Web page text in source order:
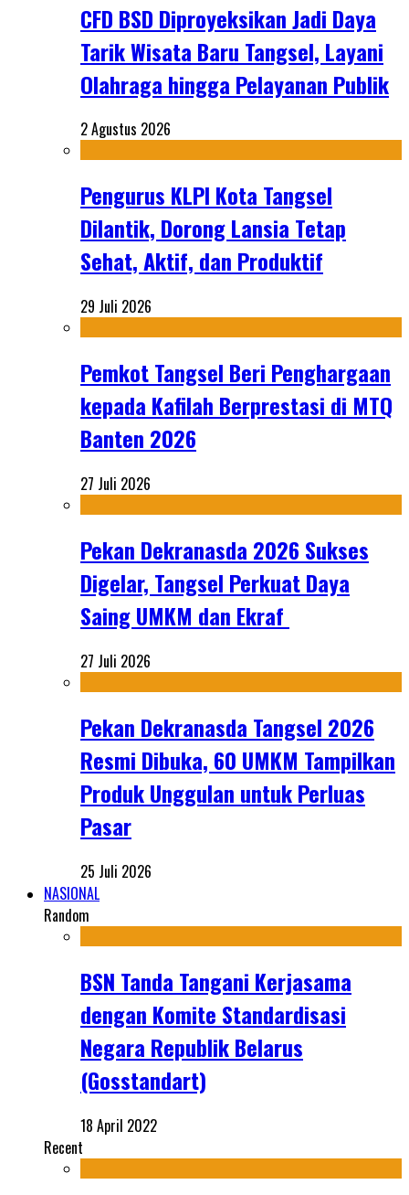
CFD BSD Diproyeksikan Jadi Daya
Tarik Wisata Baru Tangsel, Layani
Olahraga hingga Pelayanan Publik
2 Agustus 2026
Pengurus KLPI Kota Tangsel
Dilantik, Dorong Lansia Tetap
Sehat, Aktif, dan Produktif
29 Juli 2026
Pemkot Tangsel Beri Penghargaan
kepada Kafilah Berprestasi di MTQ
Banten 2026
27 Juli 2026
Pekan Dekranasda 2026 Sukses
Digelar, Tangsel Perkuat Daya
Saing UMKM dan Ekraf
27 Juli 2026
Pekan Dekranasda Tangsel 2026
Resmi Dibuka, 60 UMKM Tampilkan
Produk Unggulan untuk Perluas
Pasar
25 Juli 2026
NASIONAL
Random
BSN Tanda Tangani Kerjasama
dengan Komite Standardisasi
Negara Republik Belarus
(Gosstandart)
18 April 2022
Recent